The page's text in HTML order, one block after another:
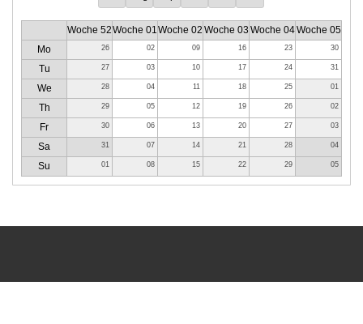
Woche 52Woche 01Woche 02 Woche 03 Woche 04Woche 05
Mo
26 02 09 16 23 30
Tu 27 03 10 17 24 31
We 28 04 11 18 25 01
Th 29 05 12 19 26 02
Fr 30 06 13 20 27 03
Sa 31 07 14 21 28 04
Su 01 08 15 22 29 05